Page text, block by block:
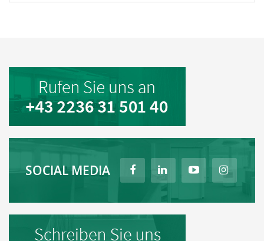
SOCIAL MEDIA